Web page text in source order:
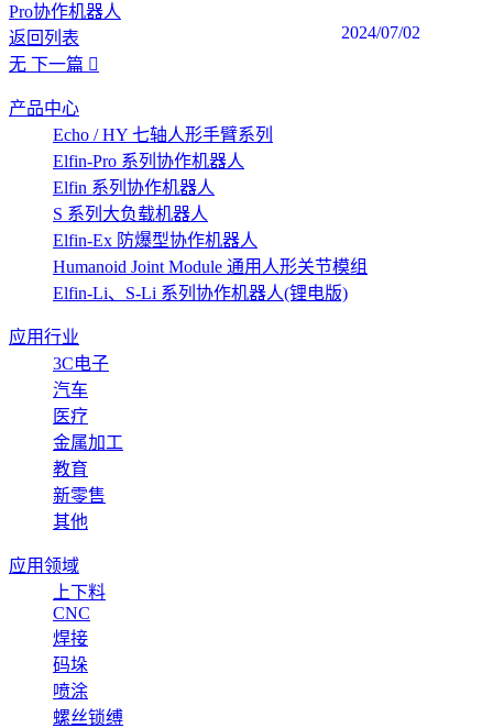
Pro协作机器人
2024/07/02
返回列表
无 下一篇
产品中心
Echo / HY 七轴人形手臂系列
Elfin-Pro 系列协作机器人
Elfin 系列协作机器人
S 系列大负载机器人
Elfin-Ex 防爆型协作机器人
Humanoid Joint Module 通用人形关节模组
Elfin-Li、S-Li 系列协作机器人(锂电版)
应用行业
3C电子
汽车
医疗
金属加工
教育
新零售
其他
应用领域
上下料
CNC
焊接
码垛
喷涂
螺丝锁缚